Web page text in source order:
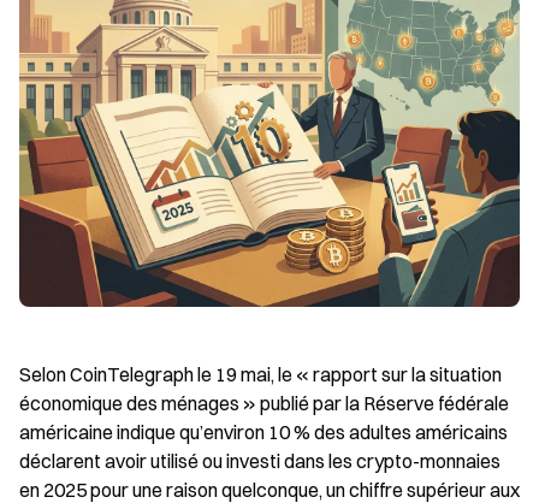
Selon CoinTelegraph le 19 mai, le « rapport sur la situation
économique des ménages » publié par la Réserve fédérale
américaine indique qu’environ 10 % des adultes américains
déclarent avoir utilisé ou investi dans les crypto-monnaies
en 2025 pour une raison quelconque, un chiffre supérieur aux